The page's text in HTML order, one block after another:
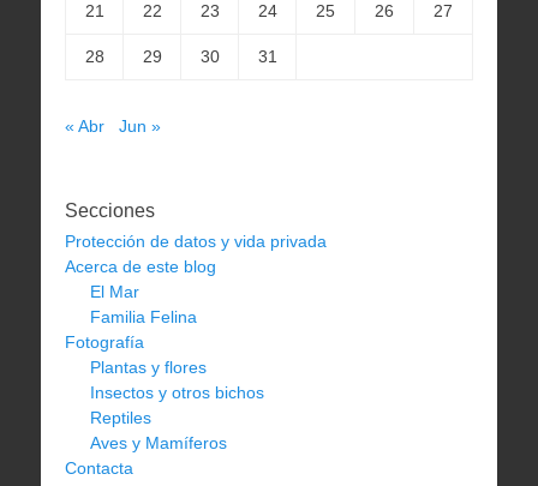
21 22 23 24 25 26 27
28 29 30 31
« Abr Jun »
Secciones
Protección de datos y vida privada
Acerca de este blog
El Mar
Familia Felina
Fotografía
Plantas y flores
Insectos y otros bichos
Reptiles
Aves y Mamíferos
Contacta